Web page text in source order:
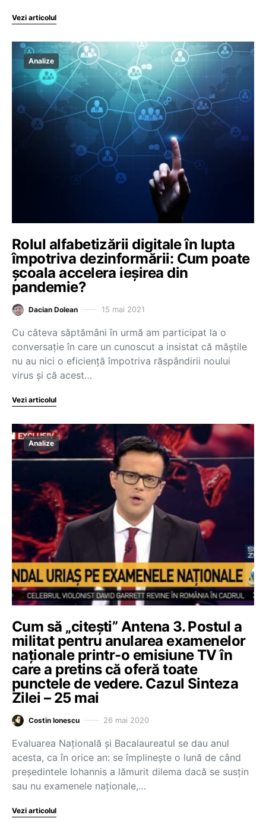
Vezi articolul
Analize
Rolul alfabetizării digitale în lupta
împotriva dezinformării: Cum poate
școala accelera ieșirea din
pandemie?
Dacian Dolean 15 mai 2021
Cu câteva săptămâni în urmă am participat la o
conversație în care un cunoscut a insistat că măștile
nu au nici o eficiență împotriva răspândirii noului
virus și că acest…
Vezi articolul
Analize
Cum să „citești” Antena 3. Postul a
militat pentru anularea examenelor
naționale printr-o emisiune TV în
care a pretins că oferă toate
punctele de vedere. Cazul Sinteza
Zilei – 25 mai
Costin Ionescu 26 mai 2020
Evaluarea Națională și Bacalaureatul se dau anul
acesta, ca în orice an: se împlinește o lună de când
președintele Iohannis a lămurit dilema dacă se susțin
sau nu examenele naționale,…
Vezi articolul